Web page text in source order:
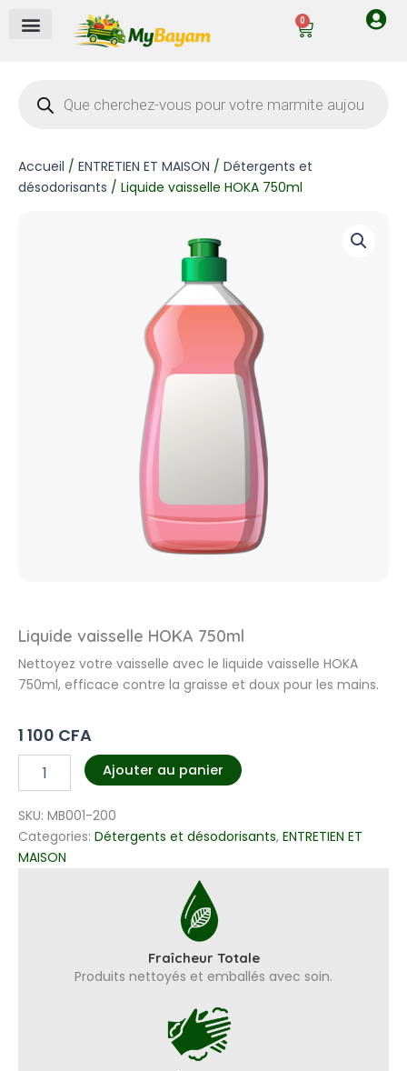
0
Cart
produits
Accueil / ENTRETIEN ET MAISON / Détergents et
désodorisants / Liquide vaisselle HOKA 750ml
Liquide vaisselle HOKA 750ml
Nettoyez votre vaisselle avec le liquide vaisselle HOKA
750ml, efficace contre la graisse et doux pour les mains.
1 100 CFA
quantité
vaisselle
HOKA
750ml
Ajouter au panier
SKU: MB001-200
Categories: Détergents et désodorisants, ENTRETIEN ET
MAISON
Fraîcheur Totale
Produits nettoyés et emballés avec soin.